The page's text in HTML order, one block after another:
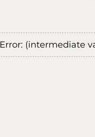
Error: (intermediate